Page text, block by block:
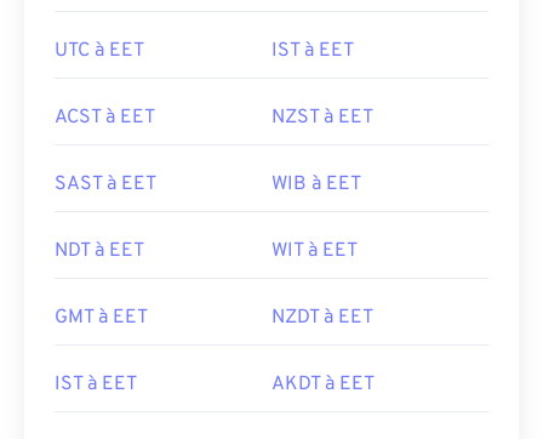
UTC à EET IST à EET
ACST à EET NZST à EET
SAST à EET WIB à EET
NDT à EET WIT à EET
GMT à EET NZDT à EET
IST à EET AKDT à EET